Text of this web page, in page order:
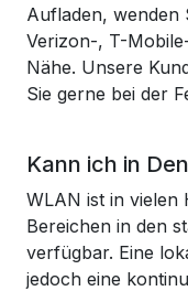
Aufladen, wenden
Verizon-, T-
Nähe. Unsere
Sie gerne bei der
Kann ich in
WLAN ist in vielen
Bereichen in den
verfügbar. Eine
jedoch eine